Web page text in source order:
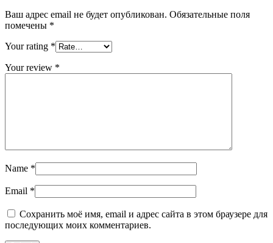
Ваш адрес email не будет опубликован. Обязательные поля
помечены *
Your rating *
Your review *
Name *
Email *
Сохранить моё имя, email и адрес сайта в этом браузере для
последующих моих комментариев.